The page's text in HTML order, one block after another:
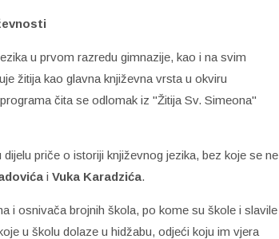
u prvom razredu gimnazije, kao i na svim
žitija kao glavna književna vrsta u okviru
čita se odlomak iz "Žitija Sv. Simeona"
priče o istoriji književnog jezika, bez koje se ne
i Vuka Karadzića.
i osnivača brojnih škola, po kome su škole i slavile
u školu dolaze u hidžabu, odjeći koju im vjera